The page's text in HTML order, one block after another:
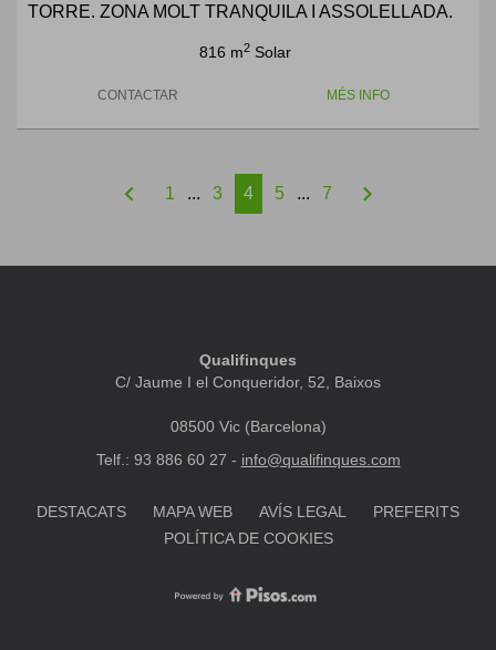
TORRE. ZONA MOLT TRANQUILA I ASSOLELLADA.
816 m2 Solar
CONTACTAR MÉS INFO
chevron_left 1 ... 3 4 5 ... 7 chevron_right
Qualifinques
C/ Jaume I el Conqueridor, 52, Baixos
08500 Vic (Barcelona)
Telf.: 93 886 60 27 - info@qualifinques.com
DESTACATS MAPA WEB AVÍS LEGAL
PREFERITS
POLÍTICA DE COOKIES